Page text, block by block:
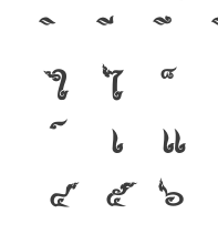
ใ
ไ
เ
แ
๔ ๕ ๖